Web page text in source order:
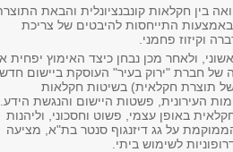
בין חקלאות קונבנציונלית והבאת
באמצעות התייחסות להיבטים של צריכת
וקיזוז פחמני.
ולאחר מכן נבחן כיצד האימוץ יפחית
חברת "ירוק בעיר" העוסקת ביישום
של תוצרת חקלאית) בשיטות חקלאות
העירונית, פשטות היישום והנגשת הידע.
באופן עצמי, פשוט וחסכוני, וליהנות
על גג דיזנגוף סנטר בת"א, מציעה
לשימוש ביתי.